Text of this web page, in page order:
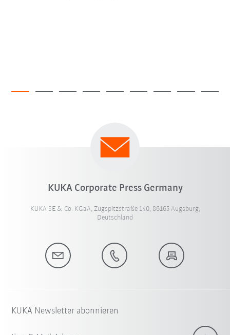
KUKA Corporate Press Germany
KUKA SE & Co. KGaA, Zugspitzstraße 140, 86165 Augsburg,
Deutschland
KUKA Newsletter abonnieren